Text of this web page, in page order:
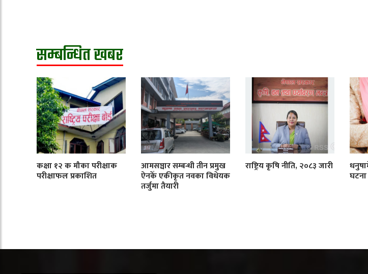
सम्बन्धित खबर
कक्षा १२ क मौका परीक्षाक
परीक्षाफल प्रकाशित
आमसञ्चार सम्बन्धी तीन प्रमुख
ऐनकेँ एकीकृत नवका विधेयक
तर्जुमा तैयारी
राष्ट्रिय कृषि नीति, २०८३ जारी